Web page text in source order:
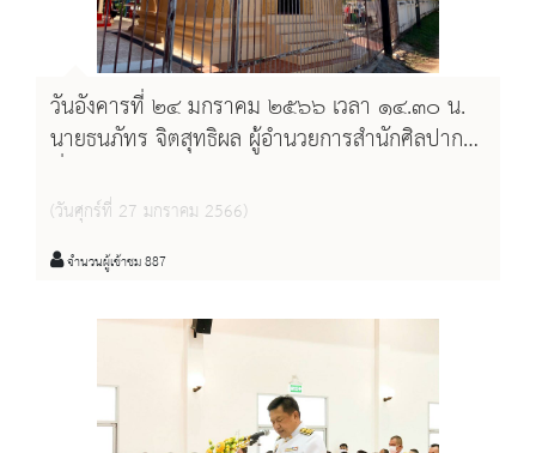
วันอังคารที่ ๒๔ มกราคม ๒๕๖๖ เวลา ๑๔.๓๐ น.
นายธนภัทร จิตสุทธิผล ผู้อำนวยการสำนักศิลปากร
รับพัสดุ ตรวจรับงานโครงการบูรณะปรับปรุง
โบราณสถานอุโบสถ(สิม) วัดศิริพุทธาราม
(วันศุกร์ที่ 27 มกราคม 2566)
จำนวนผู้เข้าชม 887